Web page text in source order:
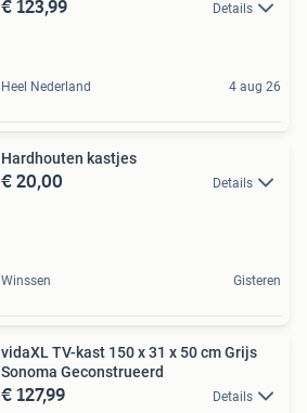
Details
Heel Nederland 4 aug 26
Hardhouten kastjes
€ 20,00 Details
Winssen Gisteren
vidaXL TV-kast 150 x 31 x 50 cm Grijs
Sonoma Geconstrueerd
€ 127,99 Details